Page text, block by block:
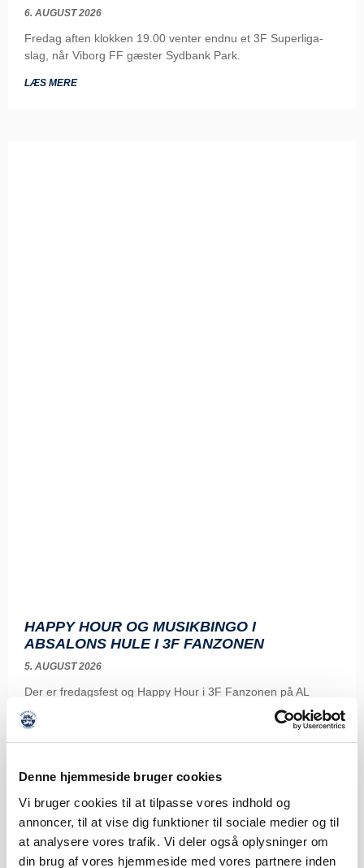
Denne hjemmeside bruger cookies
Vi bruger cookies til at tilpasse vores indhold og
annoncer, til at vise dig funktioner til sociale medier og til
at analysere vores trafik. Vi deler også oplysninger om
din brug af vores hjemmeside med vores partnere inden
6. AUGUST 2026
Fredag aften klokken 19.00 venter endnu et 3F Superliga-
slag, når Viborg FF gæster Sydbank Park.
LÆS MERE
HAPPY HOUR OG MUSIKBINGO I
ABSALONS HULE I 3F FANZONEN
5. AUGUST 2026
Der er fredagsfest og Happy Hour i 3F Fanzonen på AL
Sydbank Park før hjemmekampen